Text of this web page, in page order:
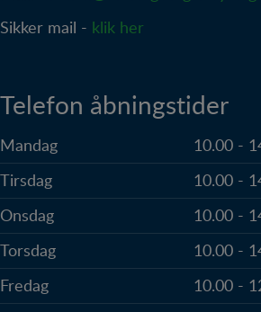
Sikker mail - klik her
Telefon åbningstider
Mandag
10.00 -
Tirsdag
10.00 -
Onsdag
10.00 -
Torsdag
10.00 -
Fredag
10.00 -